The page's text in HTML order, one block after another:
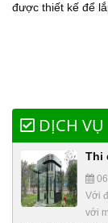
được thiết kế để
DỊCH VỤ
Thi
Với
với